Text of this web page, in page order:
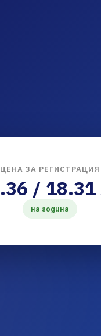
ЦЕНА ЗА РЕГИСТРАЦИЯ
/ 18.31
на година